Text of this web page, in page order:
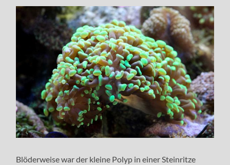
Blöderweise war der kleine Polyp in einer Steinritze